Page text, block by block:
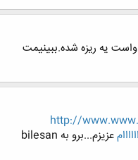
یه ریزه شده.ببینیمت
http://
عزیزم...برو به bilesan